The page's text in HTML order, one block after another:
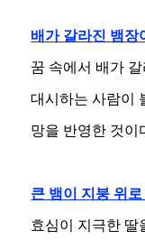
배가 갈라진 뱀장
꿈 속에서 배가
대시하는 사람이
망을 반영한 것이
큰 뱀이 지붕 위
효심이 지극한 딸